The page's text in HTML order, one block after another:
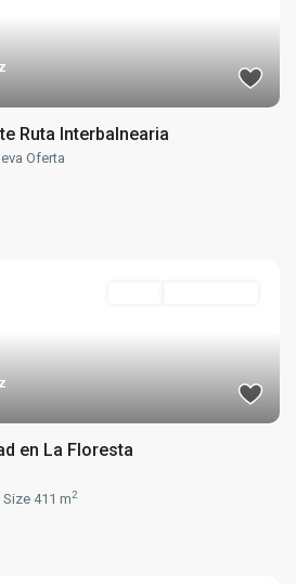
Ruta Interbalnearia
Oferta
en La Floresta
Size 411 m2